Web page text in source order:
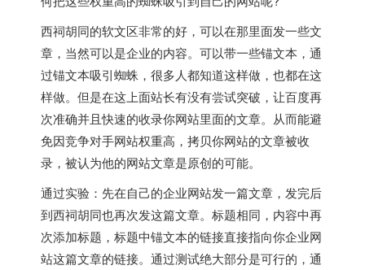
西祠胡同的软文区非常的好，可以在那里面发一些文
章，当然可以是企业的内容。可以带一些锚文本，通
过锚文本吸引蜘蛛，很多人都知道这样做，也都在这
样做。但是在这上面站长有没有尝试突破，让百度再
次准确并且快速的收录你网站里面的文章。从而能避
免因竞争对手网站权重高，拷贝你网站的文章被收
录，被认为他的网站文章是原创的可能。
通过实验：先在自己的企业网站发一篇文章，发完后
到西祠胡同也再次发这篇文章。标题相同，内容中再
次添加标题，标题中锚文本的链接直接指向你企业网
站这篇文章的链接。通过测试绝大部分是可行的，通